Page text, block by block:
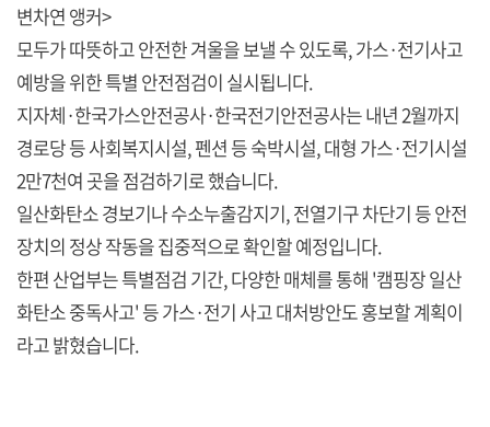
변차연 앵커>
모두가 따뜻하고 안전한 겨울을 보낼 수 있도록, 가스·전기사고
예방을 위한 특별 안전점검이 실시됩니다.
지자체·한국가스안전공사·한국전기안전공사는 내년 2월까지
경로당 등 사회복지시설, 펜션 등 숙박시설, 대형 가스·전기시설
2만7천여 곳을 점검하기로 했습니다.
일산화탄소 경보기나 수소누출감지기, 전열기구 차단기 등 안전
장치의 정상 작동을 집중적으로 확인할 예정입니다.
한편 산업부는 특별점검 기간, 다양한 매체를 통해 '캠핑장 일산
화탄소 중독사고' 등 가스·전기 사고 대처방안도 홍보할 계획이
라고 밝혔습니다.